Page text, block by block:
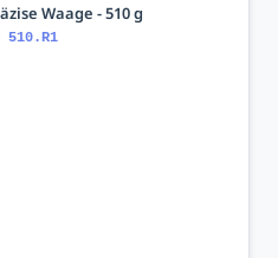
Waage - 510 g
510.R1